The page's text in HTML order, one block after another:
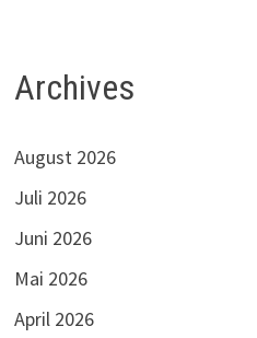
Archives
August 2026
Juli 2026
Juni 2026
Mai 2026
April 2026